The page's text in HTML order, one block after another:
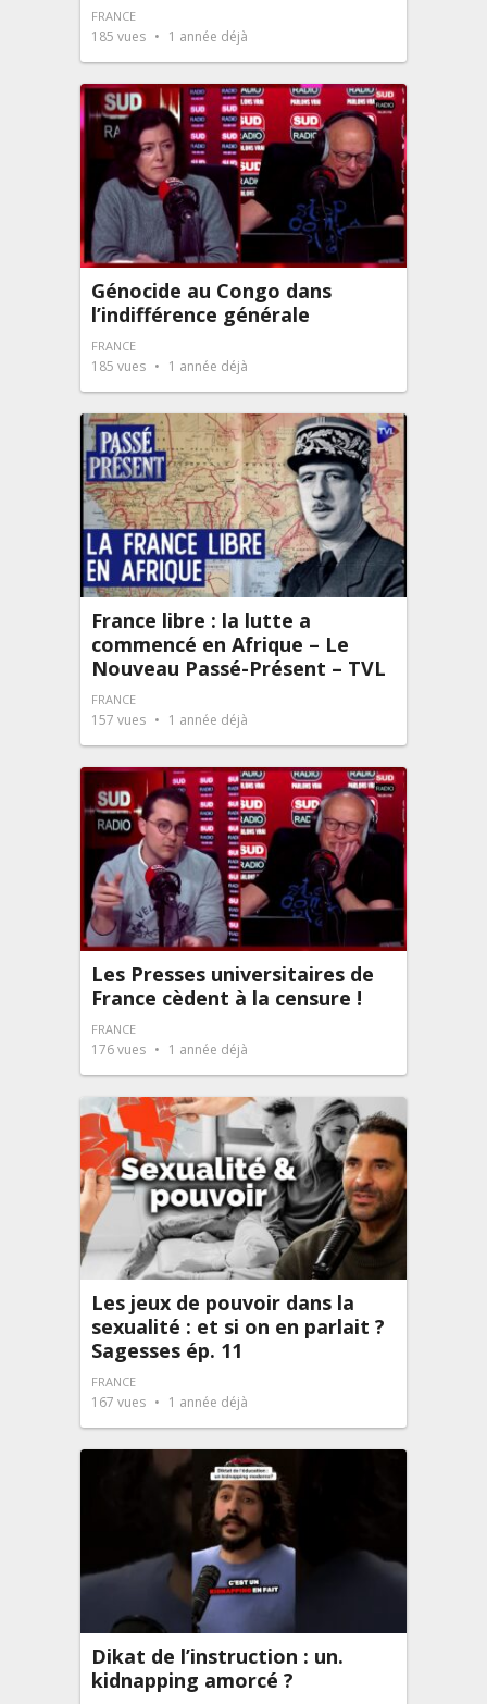
FRANCE
185 vues 1 année déjà
Génocide au Congo dans
l’indifférence générale
FRANCE
185 vues 1 année déjà
France libre : la lutte a
commencé en Afrique – Le
Nouveau Passé-Présent – TVL
FRANCE
157 vues 1 année déjà
Les Presses universitaires de
France cèdent à la censure !
FRANCE
176vues 1 année déjà
Les jeux de pouvoir dans la
sexualité : et si on en parlait ?
Sagesses ép. 11
FRANCE
167 vues 1 année déjà
Dikat de l’instruction : un.
kidnapping amorcé ?